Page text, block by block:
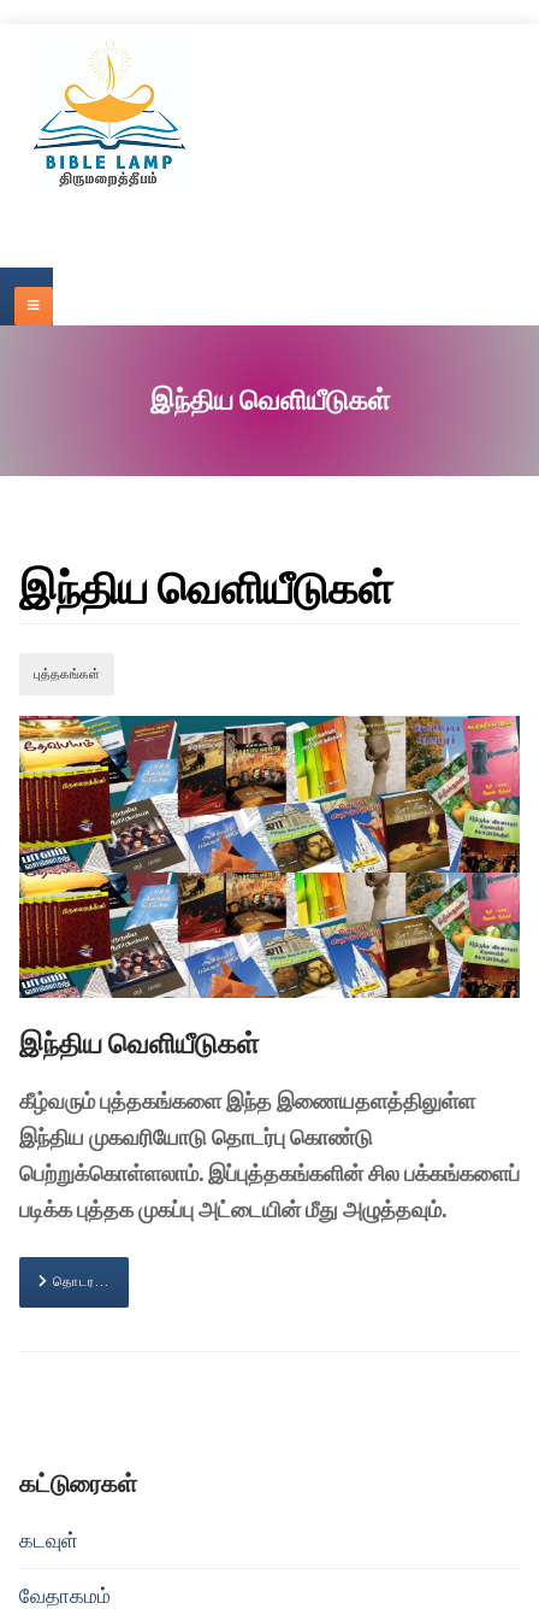
இந்திய வெளியீடுகள்
இந்திய வெளியீடுகள்
புத்தகங்கள்
இந்திய வெளியீடுகள்
கீழ்வரும் புத்தகங்களை இந்த இணையதளத்திலுள்ள
இந்திய முகவரியோடு தொடர்பு கொண்டு
பெற்றுக்கொள்ளலாம். இப்புத்தகங்களின் சில பக்கங்களைப்
படிக்க புத்தக முகப்பு அட்டையின் மீது அழுத்தவும்.
தொடர...
கட்டுரைகள்
கடவுள்
வேதாகமம்